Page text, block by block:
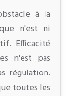
à la
n'est ni
Efficacité
n'est pas
régulation.
toutes les